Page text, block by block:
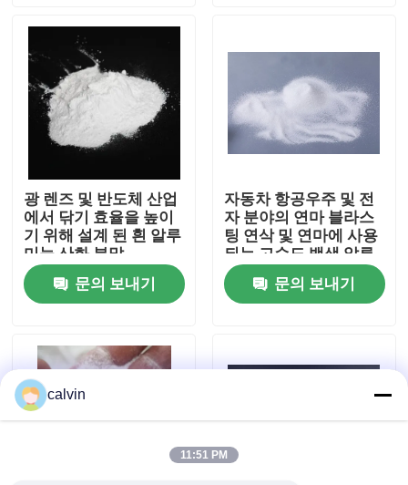
회사 소개
공장 투어
연락처
견적 요청
요업 분사 매체
세라믹 비드 과부하 변형
광 렌즈 및 반도체 산업
에서 닦기 효율을 높이
기 위해 설계 된 흰 알루
미늄 산화 분말
문의 보내기
자동차 항공우주 및 전
자 분야의 연마 블라스
팅 연삭 및 연마에 사용
되는 고순도 백색 알루
미늄 산화물 그릿
문의 보내기
calvin
11:51 PM